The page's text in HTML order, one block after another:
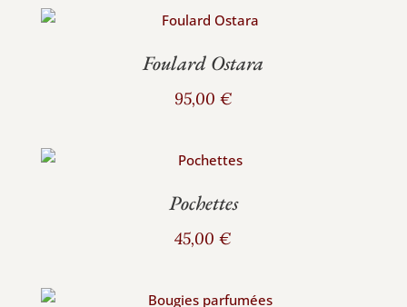
Foulard Ostara
95,00 €
Pochettes
45,00€